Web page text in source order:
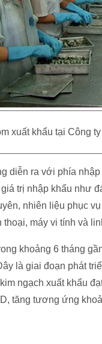
xuất khẩu tại Công
diễn ra với phía
trị nhập khẩu như
nhiên liệu phục
thoại, máy vi tính và
khoảng 6 tháng
là giai đoạn phát
ngạch xuất khẩu
tăng tương ứng